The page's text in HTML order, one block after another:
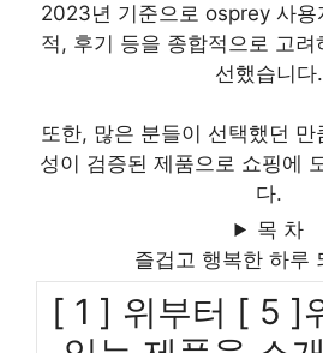
2023년 기준으로 osprey 사용
적, 후기 등을 종합적으로 고려
선했습니다.
또한, 많은 분들이 선택했던 만
성이 검증된 제품으로 쇼핑에
다.
목 차
즐겁고 행복한 하루
[ 1 ] 위부터 [ 5 ]